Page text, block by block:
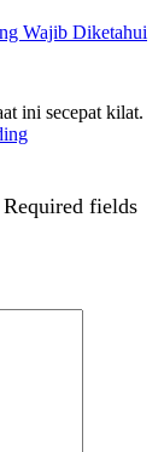
Wajib Diketahui
ini secepat kilat.
fields